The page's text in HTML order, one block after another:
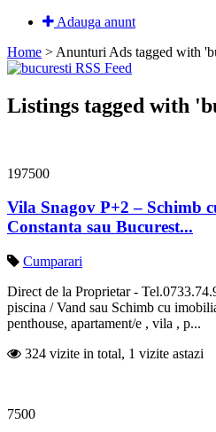
Adauga anunt
Home > Anunturi Ads tagged with
Listings tagged with
197500
Vila Snagov P+2 – Schimb
Constanta sau Bucurest...
Cumparari
Direct de la Proprietar -
piscina / Vand sau Schimb cu
penthouse, apartament/e , vila , p...
324 vizite in total, 1 vizite astazi
7500